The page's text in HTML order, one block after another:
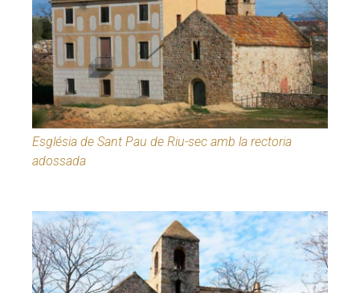
Església de Sant Pau de Riu-sec amb la rectoria
adossada